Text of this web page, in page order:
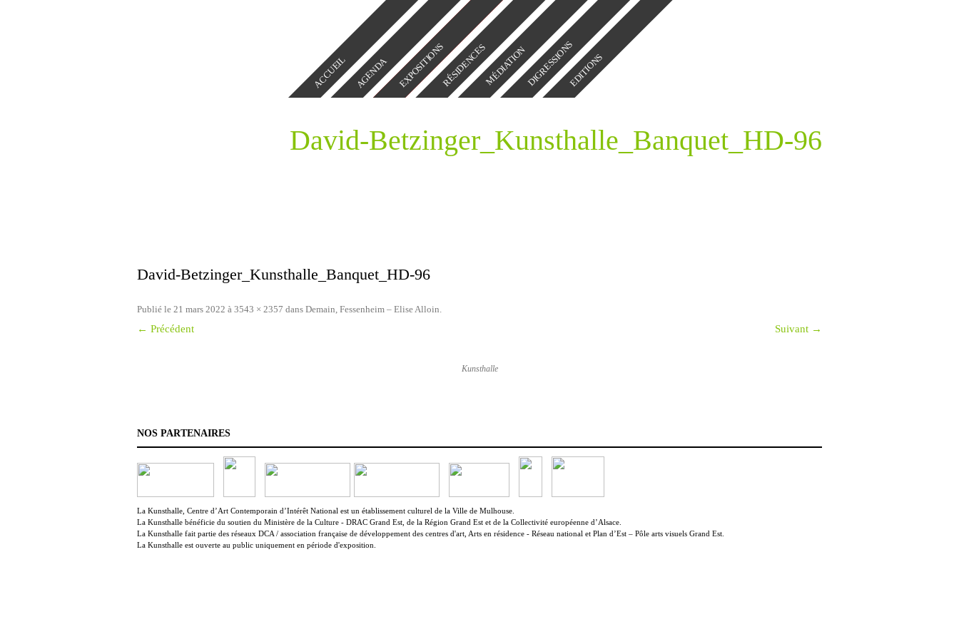
ACCUEILAGENDA EXPOSITIONSRÉSIDENCESMÉDIATIONDIGRESSIONSEDITIONS
David-Betzinger_Kunsthalle_Banquet_HD-96
David-Betzinger_Kunsthalle_Banquet_HD-96
Publié le 21 mars 2022 à 3543 × 2357 dans Demain, Fessenheim – Elise Alloin.
← Précédent Suivant →
Kunsthalle
NOS PARTENAIRES
La Kunsthalle, Centre d’Art Contemporain d’Intérêt National est un établissement culturel de la Ville de Mulhouse.
La Kunsthalle bénéficie du soutien du Ministère de la Culture - DRAC Grand Est, de la Région Grand Est et de la Collectivité européenne d’Alsace.
La Kunsthalle fait partie des réseaux DCA / association française de développement des centres d'art, Arts en résidence - Réseau national et Plan d’Est – Pôle arts visuels Grand Est.
La Kunsthalle est ouverte au public uniquement en période d'exposition.